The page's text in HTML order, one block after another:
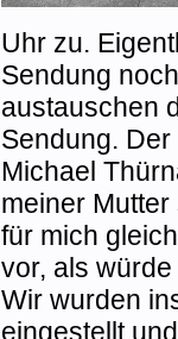
Uhr zu.
Sendung
austauschen
Sendung.
Michael
meiner
für mich
vor, als
Wir wurden
eingestellt